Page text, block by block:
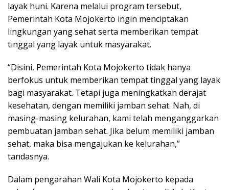
layak huni. Karena melalui program tersebut,
Pemerintah Kota Mojokerto ingin menciptakan
lingkungan yang sehat serta memberikan tempat
tinggal yang layak untuk masyarakat.
“Disini, Pemerintah Kota Mojokerto tidak hanya
berfokus untuk memberikan tempat tinggal yang layak
bagi masyarakat. Tetapi juga meningkatkan derajat
kesehatan, dengan memiliki jamban sehat. Nah, di
masing-masing kelurahan, kami telah menganggarkan
pembuatan jamban sehat. Jika belum memiliki jamban
sehat, maka bisa mengajukan ke kelurahan,”
tandasnya.
Dalam pengarahan Wali Kota Mojokerto kepada